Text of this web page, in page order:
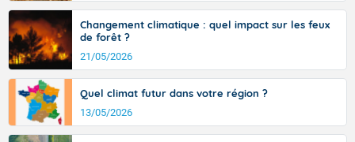
Changement climatique : quel impact sur les feux
de forêt ?
21/05/2026
Quel climat futur dans votre région ?
13/05/2026